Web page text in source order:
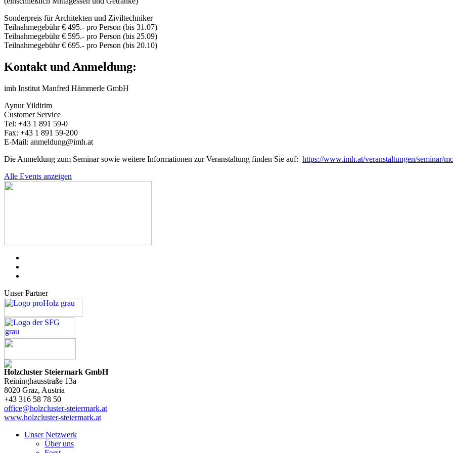
Sonderpreis für Architekten und Ziviltechniker
Teilnahmegebühr € 495.- pro Person (bis 31.07)
Teilnahmegebühr € 595.- pro Person (bis 25.09)
Teilnahmegebühr € 695.- pro Person (bis 20.10)
Kontakt und Anmeldung:
imh Institut Manfred Hämmerle GmbH
Aynur Yildirim
Customer Service
Tel: +43 1 891 59-0
Fax: +43 1 891 59-200
E-Mail: anmeldung@imh.at
Die Anmeldung zum Seminar sowie weitere Informationen zur Veranstaltung finden Sie auf: https://www.imh.at/veranstaltungen/seminar/
Alle Events anzeigen
Unser Partner
Holzcluster Steiermark GmbH
Reininghausstraße 13a
8020 Graz, Austria
+43 316 58 78 50
office@holzcluster-steiermark.at
www.holzcluster-steiermark.at
Unser Netzwerk
Über uns